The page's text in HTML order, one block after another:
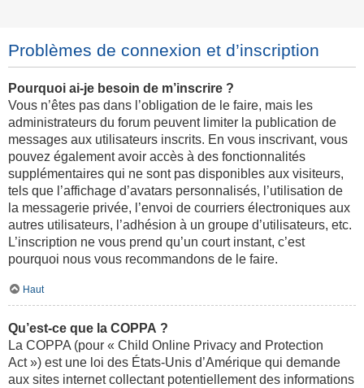
Problèmes de connexion et d’inscription
Pourquoi ai-je besoin de m’inscrire ?
Vous n’êtes pas dans l’obligation de le faire, mais les
administrateurs du forum peuvent limiter la publication de
messages aux utilisateurs inscrits. En vous inscrivant, vous
pouvez également avoir accès à des fonctionnalités
supplémentaires qui ne sont pas disponibles aux visiteurs,
tels que l’affichage d’avatars personnalisés, l’utilisation de
la messagerie privée, l’envoi de courriers électroniques aux
autres utilisateurs, l’adhésion à un groupe d’utilisateurs, etc.
L’inscription ne vous prend qu’un court instant, c’est
pourquoi nous vous recommandons de le faire.
Haut
Qu’est-ce que la COPPA ?
La COPPA (pour « Child Online Privacy and Protection
Act ») est une loi des États-Unis d’Amérique qui demande
aux sites internet collectant potentiellement des informations